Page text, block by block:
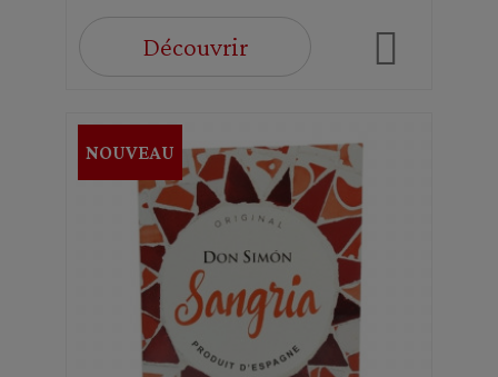
Découvrir
NOUVEAU